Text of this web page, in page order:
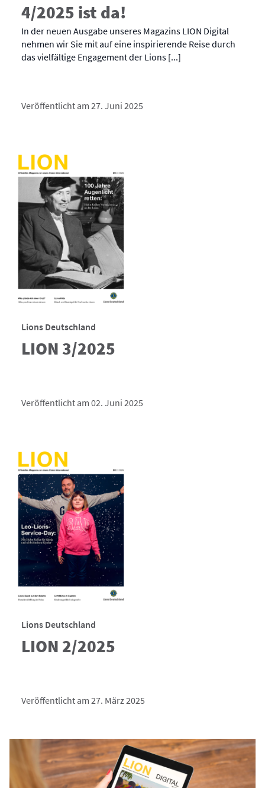
4/2025 ist da!
In der neuen Ausgabe unseres Magazins LION Digital
nehmen wir Sie mit auf eine inspirierende Reise durch
das vielfältige Engagement der Lions [...]
Veröffentlicht am 27. Juni 2025
Lions Deutschland
LION 3/2025
Veröffentlicht am 02. Juni 2025
Lions Deutschland
LION 2/2025
Veröffentlicht am 27. März 2025